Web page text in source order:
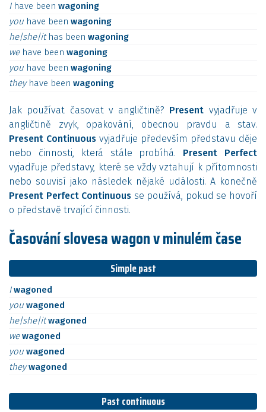
I have been wagoning
you have been wagoning
he|she|it has been wagoning
we have been wagoning
you have been wagoning
they have been wagoning
Jak používat časovat v angličtině? Present vyjadřuje v
angličtině zvyk, opakování, obecnou pravdu a stav.
Present Continuous vyjadřuje především představu děje
nebo činnosti, která stále probíhá. Present Perfect
vyjadřuje představy, které se vždy vztahují k přítomnosti
nebo souvisí jako následek nějaké události. A konečně
Present Perfect Continuous se používá, pokud se hovoří
o představě trvající činnosti.
Časování slovesa wagon v minulém čase
Simple past
Iwagoned
you wagoned
he|she|itwagoned
wewagoned
you wagoned
theywagoned
Past continuous